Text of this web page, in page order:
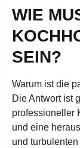
WIE
SEIN?
Warum ist die
Die Antwort ist
professioneller
und eine
und